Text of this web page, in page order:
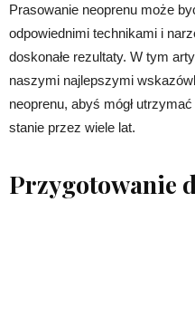
Prasowanie neoprenu może
odpowiednimi technikami i
doskonałe rezultaty. W tym
naszymi najlepszymi
neoprenu, abyś mógł
stanie przez wiele lat.
Przygotowanie